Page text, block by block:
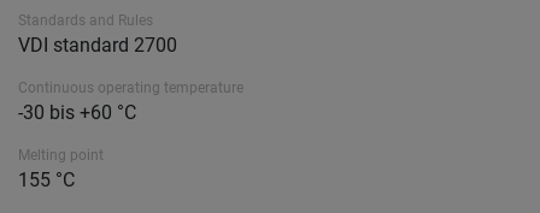
Standards and Rules
VDI standard 2700
Continuous operating temperature
-30 bis +60 °C
Melting point
155 °C